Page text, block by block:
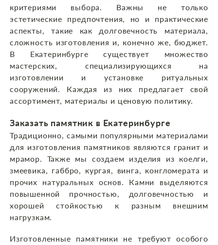
критериями выбора. Важны не только
эстетические предпочтения, но и практические
аспекты, такие как долговечность материала,
сложность изготовления и, конечно же, бюджет.
В Екатеринбурге существует множество
мастерских, специализирующихся на
изготовлении и установке ритуальных
сооружений. Каждая из них предлагает свой
ассортимент, материалы и ценовую политику.
Заказать памятник в Екатеринбурге
Традиционно, самыми популярными материалами
для изготовления памятников являются гранит и
мрамор. Также мы создаем изделия из коелги,
змеевика, габбро, кургая, винга, конгломерата и
прочих натуральных основ. Камни выделяются
повышенной прочностью, долговечностью и
хорошей стойкостью к разным внешним
нагрузкам.
Изготовленные памятники не требуют особого